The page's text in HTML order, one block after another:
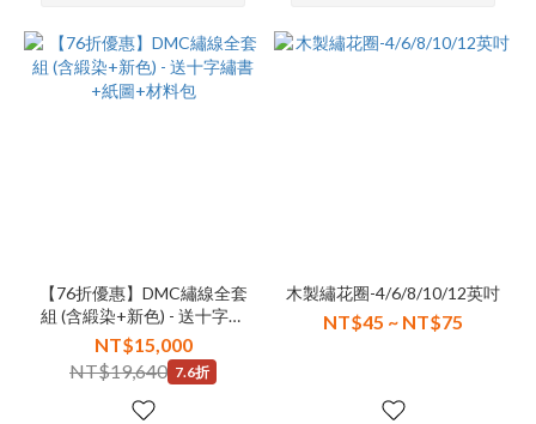
【76折優惠】DMC繡線全套
組 (含緞染+新色) - 送十字繡
書+紙圖+材料包
NT$15,000
NT$19,640 7.6折
木製繡花圈-4/6/8/10/12英吋
NT$45 ~ NT$75